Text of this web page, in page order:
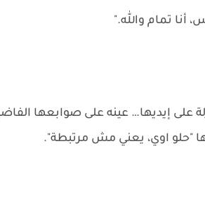
أنا تمام والله."
على إيديها… عينه على صوابعها
"حلو اوي، يعني مش مرتبطة".